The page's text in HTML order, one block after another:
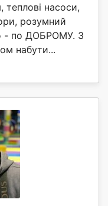
теплові насоси,
розумний
- по ДОБРОМУ. З
набути...